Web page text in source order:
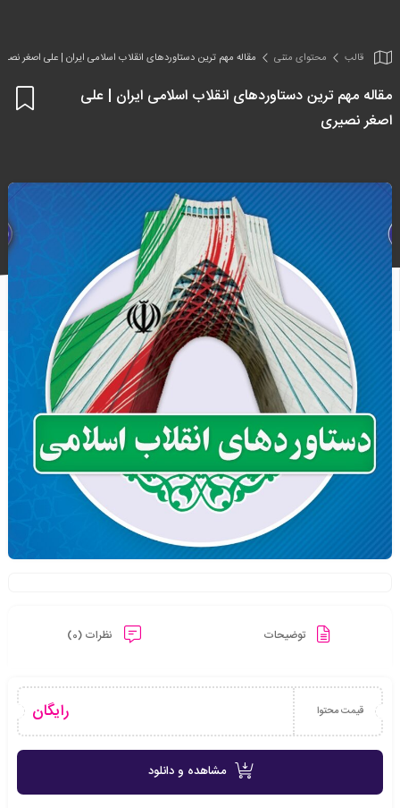
قالب محتوای متنی مقاله مهم ترین دستاوردهای انقلاب اسلامی ایران | علی اصغر
مقاله مهم ترین دستاوردهای انقلاب اسلامی ایران | علی
اصغر نصیری
توضیحات نظرات (0)
قیمت محتوا رایگان
مشاهده و دانلود